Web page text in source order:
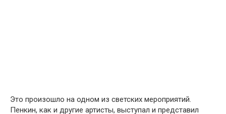
Это произошло на одном из светских мероприятий.
Пенкин, как и другие артисты, выступал и представил